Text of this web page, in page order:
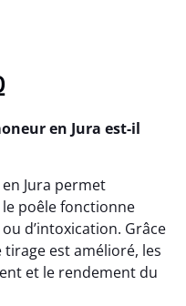
en Jura est-il
Jura permet
le poêle fonctionne
d’intoxication. Grâce
tirage est amélioré, les
et le rendement du